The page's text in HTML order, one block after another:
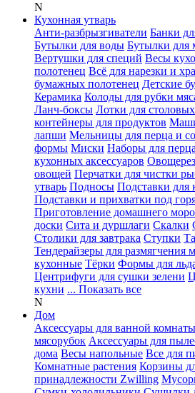
N
Кухонная утварь
Анти-разбрызгиватели Банки
Бутылки для воды Бутылки для
Вертушки для специй Весы
полотенец Всё для нарезки и
бумажных полотенец Детские
Керамика Колоды для рубки
Ланч-боксы Лотки для
контейнеры для продуктов
лапши Мельницы для перца и
формы Миски Наборы для
кухонных аксессуаров
овощей Перчатки для чистки
утварь Подносы Подставки для
Подставки и прихватки под
Приготовление домашнего
доски Сита и дуршлаги Скалки
Столики для завтрака Ступки
Тендерайзеры для размягчения
кухонные Тёрки Формы для
Центрифуги для сушки зелени
кухни ... Показать все
N
Дом
Аксессуары для ванной комнаты
мясорубок Аксессуары для
дома Весы напольные Все для
Комнатные растения Корзины
принадлежности Zwilling